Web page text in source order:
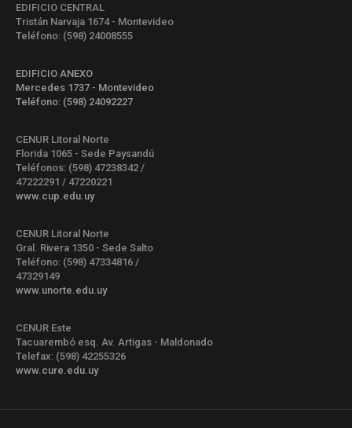
EDIFICIO CENTRAL
Tristán Narvaja 1674 - Montevideo
Teléfono: (598) 24008555
EDIFICIO ANEXO
Mercedes 1737 - Montevideo
Teléfono: (598) 24092227
CENUR Litoral Norte
Florida 1065 - Sede Paysandú
Teléfonos: (598) 47238342 /
47222291 / 47220221
www.cup.edu.uy
CENUR Litoral Norte
Gral. Rivera 1350 - Sede Salto
Teléfono: (598) 47334816 /
47329149
www.unorte.edu.uy
CENUR Este
Tacuarembó esq. Av. Artigas - Maldonado
Telefax: (598) 42255326
www.cure.edu.uy